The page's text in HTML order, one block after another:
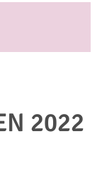
2022